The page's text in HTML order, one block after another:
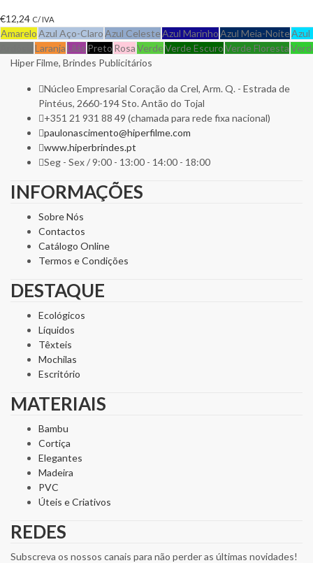
€12,24 C/ IVA
AmareloAzul Aço-ClaroAzul CelesteAzul MarinhoAzul Meia-NoiteAzul
Laranja Lilás Preto RosaVerdeVerde EscuroVerde Floresta
Hiper Filme, Brindes Publicitários
Núcleo Empresarial Coração da Crel, Arm. Q. - Estrada de
Pintéus, 2660-194 Sto. Antão do Tojal
+351 21 931 88 49 (chamada para rede fixa nacional)
paulonascimento@hiperfilme.com
www.hiperbrindes.pt
Seg - Sex / 9:00 - 13:00 - 14:00 - 18:00
INFORMAÇÕES
Sobre Nós
Contactos
Catálogo Online
Termos e Condições
DESTAQUE
Ecológicos
Líquidos
Têxteis
Mochilas
Escritório
MATERIAIS
Bambu
Cortiça
Elegantes
Madeira
PVC
Úteis e Criativos
REDES
Subscreva os nossos canais para não perder as últimas novidades!